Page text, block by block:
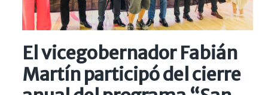
El vicegobernador Fabián
Martín participó del cierre